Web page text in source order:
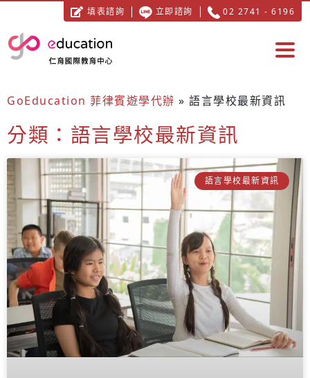
填表諮詢 立即諮詢 02 2741 - 6196
GoEducation 菲律賓遊學代辦 » 語言學校最新資訊
分類：語言學校最新資訊
語言學校最新資訊